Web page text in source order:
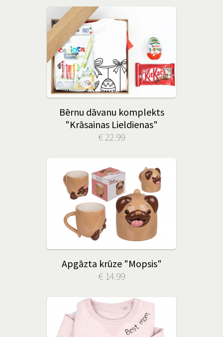
Bērnu dāvanu komplekts
"Krāsainas Lieldienas"
€ 22.99
Apgāzta krūze "Mopsis"
€ 14.99